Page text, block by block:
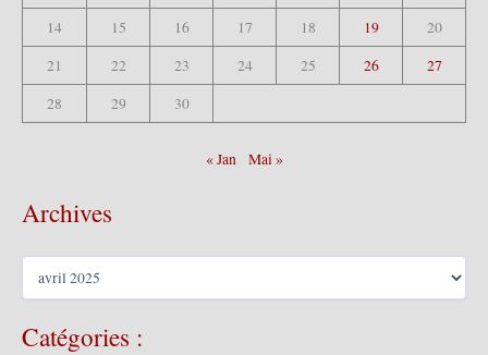
14
15 16 17 18 19
20
21
22 23 24 25 26
27
28
29 30
« Jan Mai »
Archives
A
h
Catégories :